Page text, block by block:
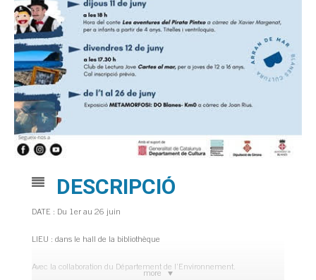
more
DESCRIPCIÓ
DATE : Du 1er au 26 juin
LIEU : dans le hall de la bibliothèque
Avec la collaboration du Département de l’Environnement.